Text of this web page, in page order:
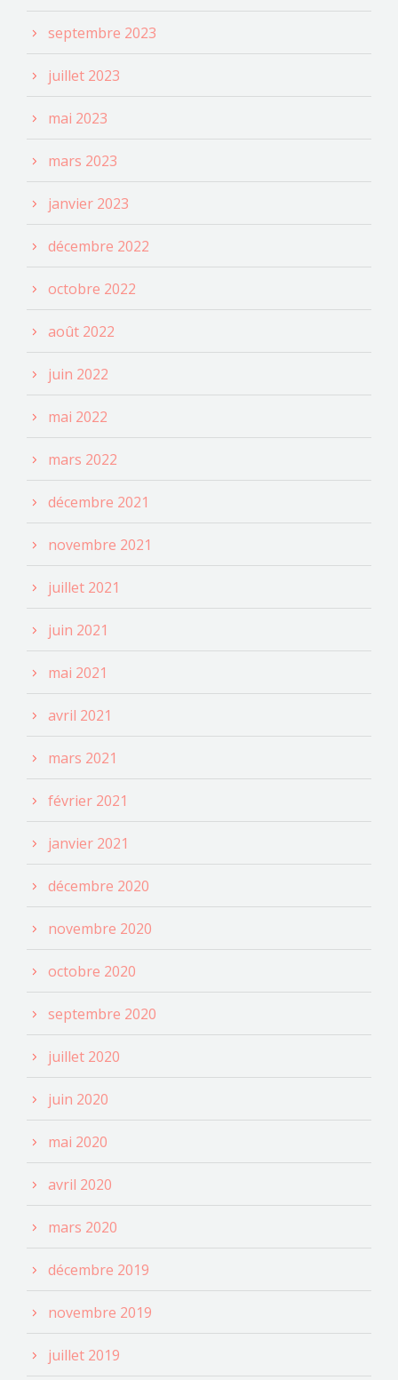
septembre 2023
juillet 2023
mai 2023
mars 2023
janvier 2023
décembre 2022
octobre 2022
août 2022
juin 2022
mai 2022
mars 2022
décembre 2021
novembre 2021
juillet 2021
juin 2021
mai 2021
avril 2021
mars 2021
février 2021
janvier 2021
décembre 2020
novembre 2020
octobre 2020
septembre 2020
juillet 2020
juin 2020
mai 2020
avril 2020
mars 2020
décembre 2019
novembre 2019
juillet 2019